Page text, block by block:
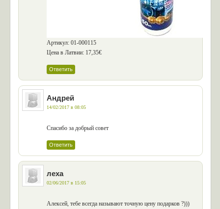
Артикул: 01-000115
Цена в Латвии: 17,35€
Ответить
Андрей
14/02/2017 в 08:05
Спасибо за добрый совет
Ответить
леха
02/06/2017 в 15:05
Алексей, тебе всегда называют точную цену подарков ?)))